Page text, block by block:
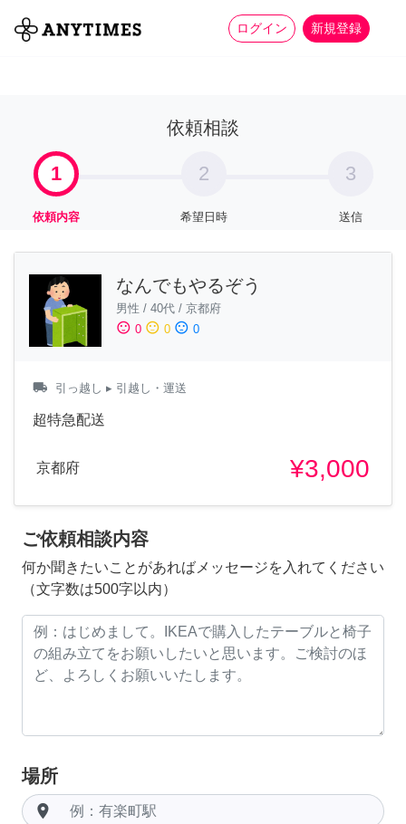
ログイン 新規登録
全て 家事 more_horiz
依頼相談
1
依頼内容
2
希望日時
3
送信
なんでもやるぞう
男性 / 40代 / 京都府
sentiment_satisfied 0 sentiment_neutral 0 sentiment_dissatisfied 0
local_shipping 引っ越し ▸ 引越し・運送
超特急配送
京都府 ¥3,000
ご依頼相談内容
何か聞きたいことがあればメッセージを入れてください
（文字数は500字以内）
場所
room